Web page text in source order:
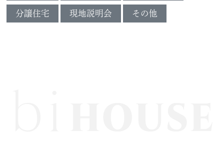
分譲住宅 現地説明会 その他